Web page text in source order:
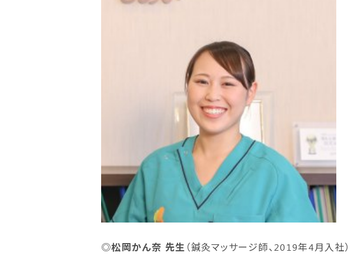
◎松岡かん奈 先生 （鍼灸マッサージ師、2019年4月入社）